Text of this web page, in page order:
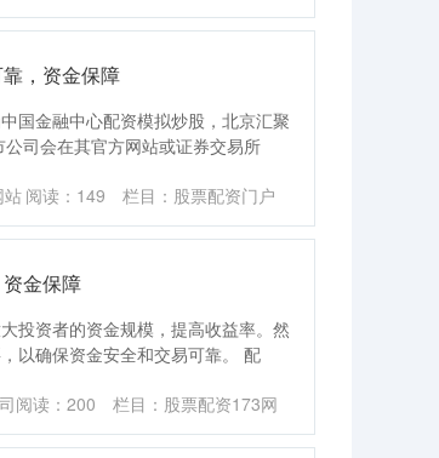
，资金保障
国金融中心配资模拟炒股，北京汇聚
司会在其官方网站或证券交易所
站 阅读： 149 栏目： 股票配资门户
金保障
投资者的资金规模，提高收益率。然
以确保资金安全和交易可靠。 配
阅读： 200 栏目： 股票配资173网